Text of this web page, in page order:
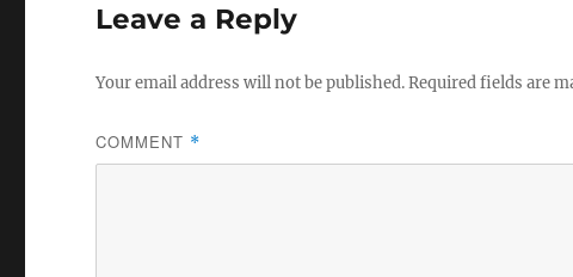
Leave a Reply
Your email address will not be published.Required fields are
COMMENT *